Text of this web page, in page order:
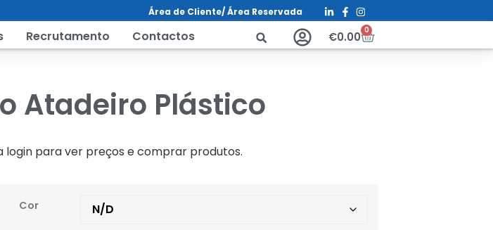
Área de Cliente/ Área Reservada
Recrutamento Contactos €0.00 0
Atadeiro Plástico
login para ver preços e comprar produtos.
Cor